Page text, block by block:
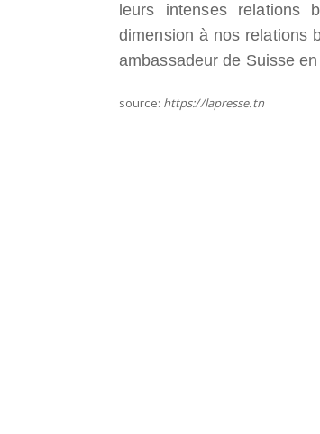
leurs intenses relations
dimension à nos relations
ambassadeur de Suisse
source: https://lapresse.tn